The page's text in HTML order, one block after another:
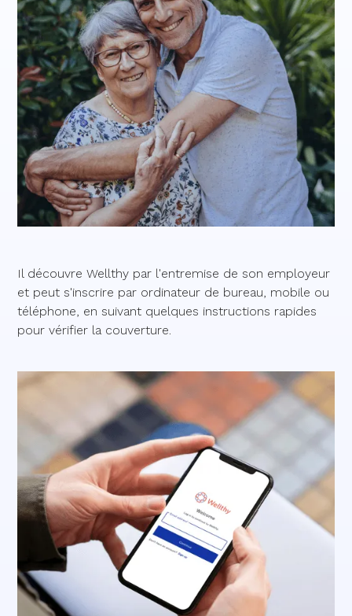
Il découvre Wellthy par l'entremise de son employeur
et peut s'inscrire par ordinateur de bureau, mobile ou
téléphone, en suivant quelques instructions rapides
pour vérifier la couverture.